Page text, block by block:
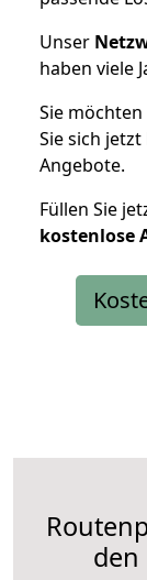
Unser
haben viele
Sie möchten
Sie sich
Angebote.
Füllen Sie
kostenlose
den